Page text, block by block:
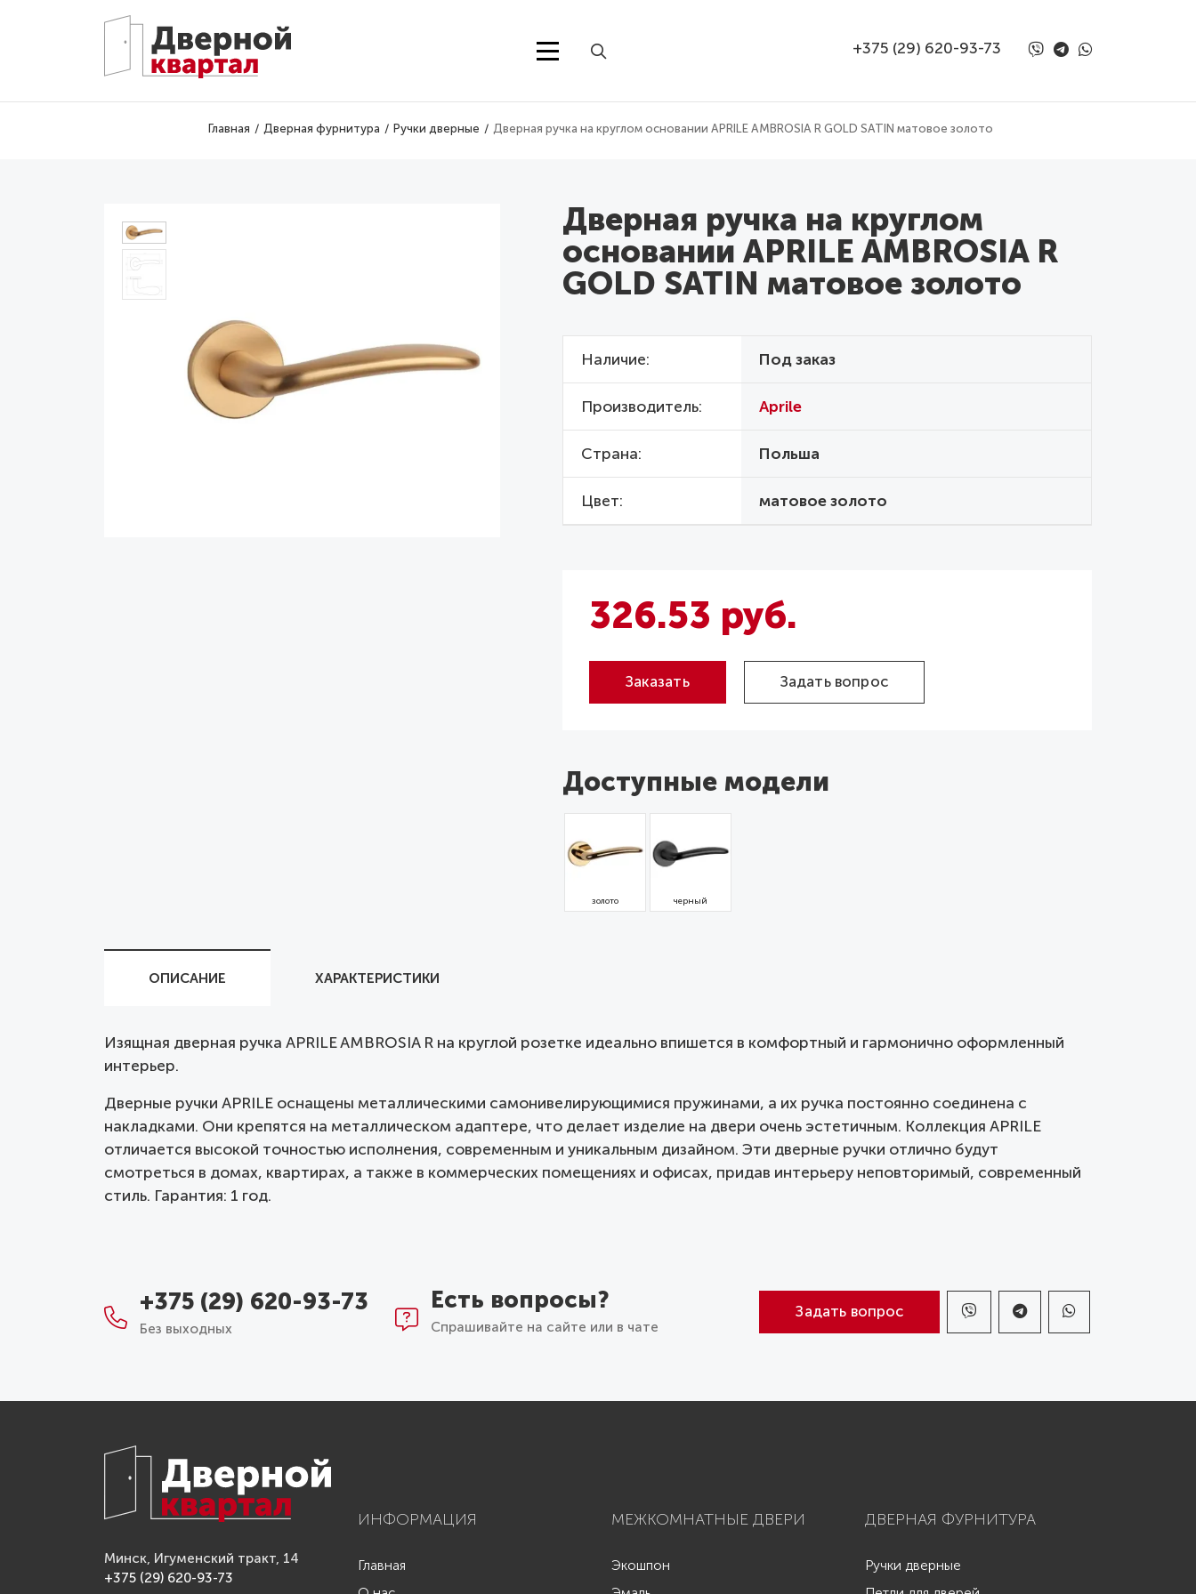
+375 (29) 620-93-73
Главная Дверная фурнитура Ручки дверные Дверная ручка на круглом основании APRILE AMBROSIA R GOLD SATIN матовое золото
Дверная ручка на круглом
основании APRILE AMBROSIA R
GOLD SATIN матовое золото
Наличие Под заказ
Производитель Aprile
Страна Польша
Цвет матовое золото
326.53 руб.
Заказать Задать вопрос
Доступные модели
золото черный
ОПИСАНИЕ ХАРАКТЕРИСТИКИ
Изящная дверная ручка APRILE AMBROSIA R на круглой розетке идеально впишется в комфортный и гармонично оформленный
интерьер.
Дверные ручки APRILE оснащены металлическими самонивелирующимися пружинами, а их ручка постоянно соединена с
накладками. Они крепятся на металлическом адаптере, что делает изделие на двери очень эстетичным. Коллекция APRILE
отличается высокой точностью исполнения, современным и уникальным дизайном. Эти дверные ручки отлично будут
смотреться в домах, квартирах, а также в коммерческих помещениях и офисах, придав интерьеру неповторимый, современный
стиль. Гарантия: 1 год.
+375 (29) 620-93-73
Без выходных
Есть вопросы?
Спрашивайте на сайте или в чате
Задать вопрос
Минск, Игуменский тракт, 14
+375 (29) 620-93-73
ИНФОРМАЦИЯ
Главная
МЕЖКОМНАТНЫЕ ДВЕРИ
Экошпон
ДВЕРНАЯ ФУРНИТУРА
Ручки дверные